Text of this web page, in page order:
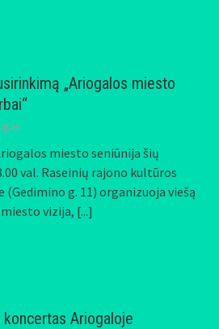
„Ariogalos miesto
miesto seniūnija šių
val. Raseinių rajono kultūros
g. 11) organizuoja viešą
vizija, [...]
Ariogaloje